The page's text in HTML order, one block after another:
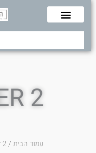
Search
Search Button
2
עמוד הבית/
2